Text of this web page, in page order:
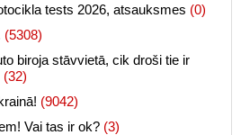
tests 2026, atsauksmes (0)
(5308)
biroja stāvvietā, cik droši tie ir
(32)
(9042)
Vai tas ir ok? (3)